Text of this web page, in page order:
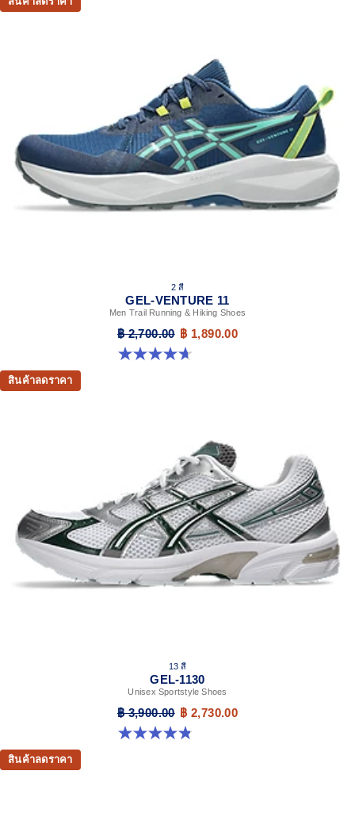
2 สี
GEL-VENTURE 11
Men Trail Running & Hiking Shoes
฿ 2,700.00 ฿ 1,890.00
4.6 จาก 5 ดาว 125 รีวิว
สินค้าลดราคา
13 สี
GEL-1130
Unisex Sportstyle Shoes
฿ 3,900.00 ฿ 2,730.00
4.8 จาก 5 ดาว 400 รีวิว
สินค้าลดราคา